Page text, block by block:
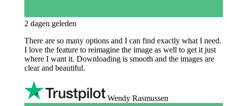
2 dagen geleden
There are so many options and I can find exactly what I need.
I love the feature to reimagine the image as well to get it just
where I want it. Downloading is smooth and the images are
clear and beautiful.
Wendy Rasmussen